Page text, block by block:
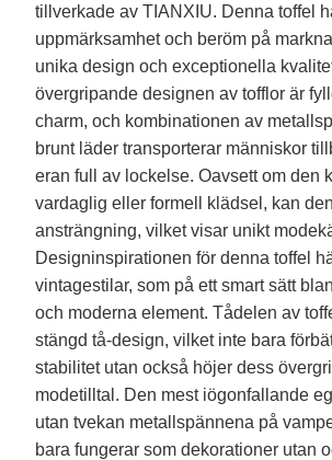
tillverkade av TIANXIU. Denna toffel
uppmärksamhet och beröm på
unika design och exceptionella
övergripande designen av tofflor är
charm, och kombinationen av
brunt läder transporterar människor
eran full av lockelse. Oavsett om den
vardaglig eller formell klädsel, kan
ansträngning, vilket visar unikt
Designinspirationen för denna toffel
vintagestilar, som på ett smart sätt
och moderna element. Tådelen av
stängd tå-design, vilket inte bara
stabilitet utan också höjer dess
modetilltal. Den mest iögonfallande
utan tvekan metallspännena på
bara fungerar som dekorationer utan